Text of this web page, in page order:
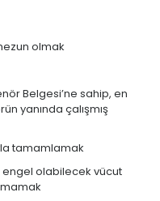
olmak
Belgesi’ne sahip, en
yanında çalışmış
tamamlamak
engel olabilecek vücut